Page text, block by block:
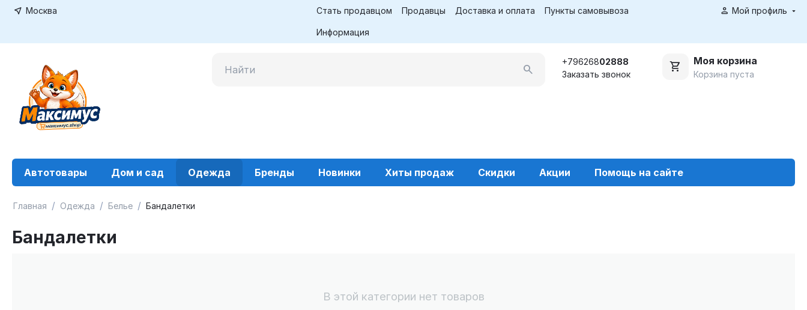
Москва Стать продавцом Продавцы Доставка и оплата Пункты самовывоза
Информация
Мой профиль
+79626802888
Заказать звонок
Моя корзина
Корзина пуста
Автотовары Дом и сад Одежда Бренды Новинки Хиты продаж Скидки Акции Помощь на сайте
Главная / Одежда / Белье / Бандалетки
Бандалетки
В этой категории нет товаров